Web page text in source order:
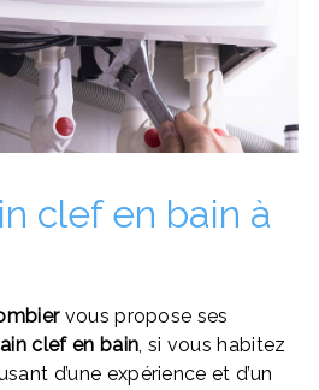
clef en bain à
vous propose ses
clef en bain, si vous habitez
d’une expérience et d’un